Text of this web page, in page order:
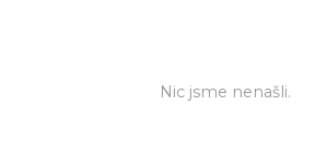
Nic jsme nenašli.